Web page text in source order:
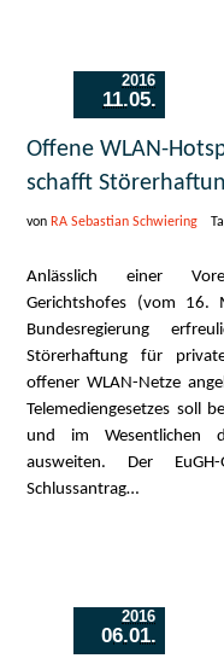
2016
11.05.
Offene WLAN-
schafft
von RA Sebastian Schwiering
Anlässlich einer
Gerichtshofes (vom
Bundesregierung
Störerhaftung für
offener WLAN-Netze
Telemediengesetzes soll
und im Wesentlichen
ausweiten. Der
Schlussantrag…
2016
06.01.